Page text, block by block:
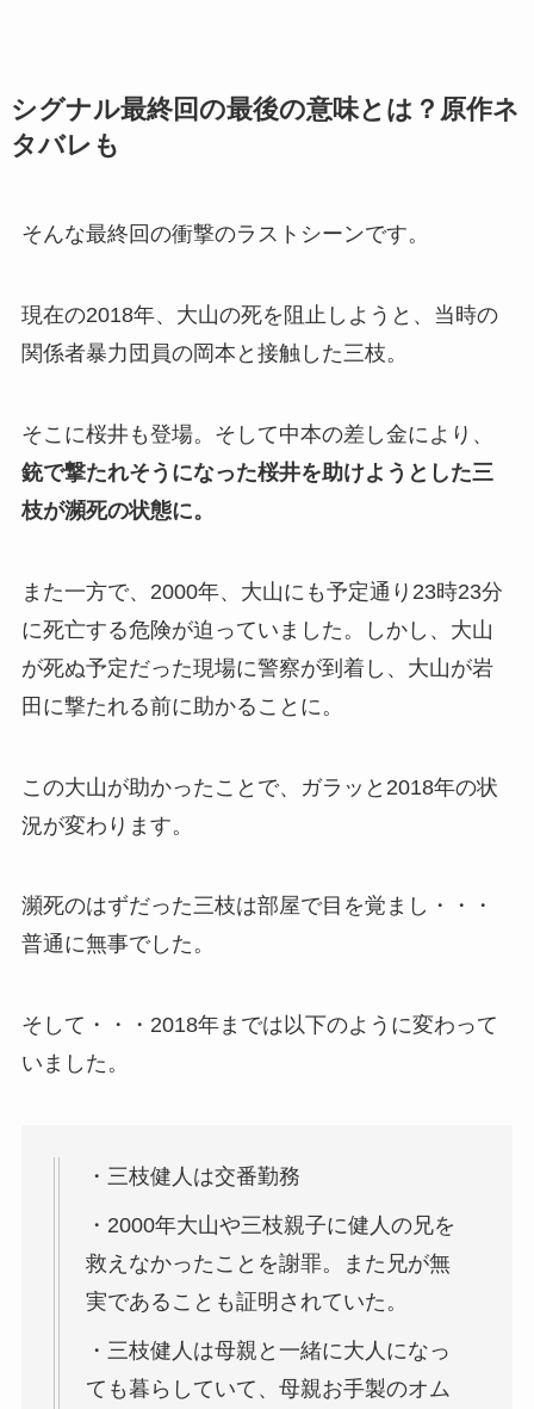
シグナル最終回の最後の意味とは？原作ネ
タバレも
そんな最終回の衝撃のラストシーンです。
現在の2018年、大山の死を阻止しようと、当時の
関係者暴力団員の岡本と接触した三枝。
そこに桜井も登場。そして中本の差し金により、
銃で撃たれそうになった桜井を助けようとした三
枝が瀕死の状態に。
また一方で、2000年、大山にも予定通り23時23分
に死亡する危険が迫っていました。しかし、大山
が死ぬ予定だった現場に警察が到着し、大山が岩
田に撃たれる前に助かることに。
この大山が助かったことで、ガラッと2018年の状
況が変わります。
瀕死のはずだった三枝は部屋で目を覚まし・・・
普通に無事でした。
そして・・・2018年までは以下のように変わって
いました。
・三枝健人は交番勤務
・2000年大山や三枝親子に健人の兄を
救えなかったことを謝罪。また兄が無
実であることも証明されていた。
・三枝健人は母親と一緒に大人になっ
ても暮らしていて、母親お手製のオム